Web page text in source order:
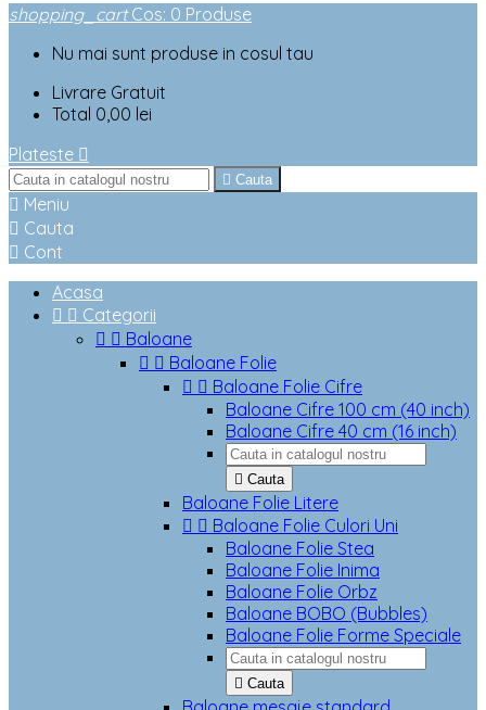
shopping_cart Cos: 0 Produse
Nu mai sunt produse in cosul tau
Livrare Gratuit
Total 0,00 lei
Plateste 
 Cauta
 Meniu
 Cauta
 Cont
Acasa
  Categorii
  Baloane
  Baloane Folie
  Baloane Folie Cifre
Baloane Cifre 100 cm (40 inch)
Baloane Cifre 40 cm (16 inch)
 Cauta
Baloane Folie Litere
  Baloane Folie Culori Uni
Baloane Folie Stea
Baloane Folie Inima
Baloane Folie Orbz
Baloane BOBO (Bubbles)
Baloane Folie Forme Speciale
 Cauta